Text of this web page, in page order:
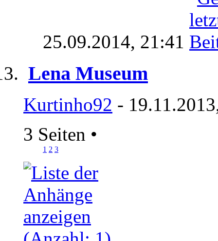
25.09.2014, 21:41
Lena Museum
Kurtinho92 -
3 Seiten •
1 2 3